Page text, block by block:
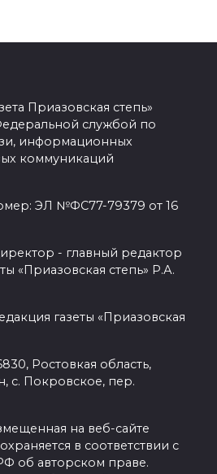
Приазовская степь»
службой по
информационных
коммуникаций
ЭЛ №ФС77-79379 от 16
- главный редактор
«Приазовская степь» Р.А.
газеты «Приазовская
Ростовкая область,
с. Покровское, пер.
на веб-сайте
в соответствии с
об авторском праве.